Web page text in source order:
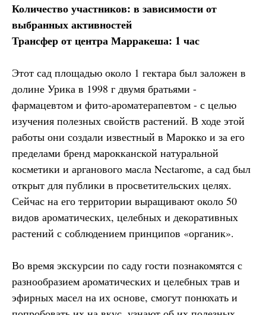
Количество участников: в зависимости от
выбранных активностей
Трансфер от центра Марракеша: 1 час
Этот сад площадью около 1 гектара был заложен в
долине Урика в 1998 г двумя братьями -
фармацевтом и фито-ароматерапевтом - с целью
изучения полезных свойств растений. В ходе этой
работы они создали известный в Марокко и за его
пределами бренд марокканской натуральной
косметики и арганового масла Nectarome, а сад был
открыт для публики в просветительских целях.
Сейчас на его территории выращивают около 50
видов ароматических, целебных и декоративных
растений с соблюдением принципов «органик».
Во время экскурсии по саду гости познакомятся с
разнообразием ароматических и целебных трав и
эфирных масел на их основе, смогут понюхать и